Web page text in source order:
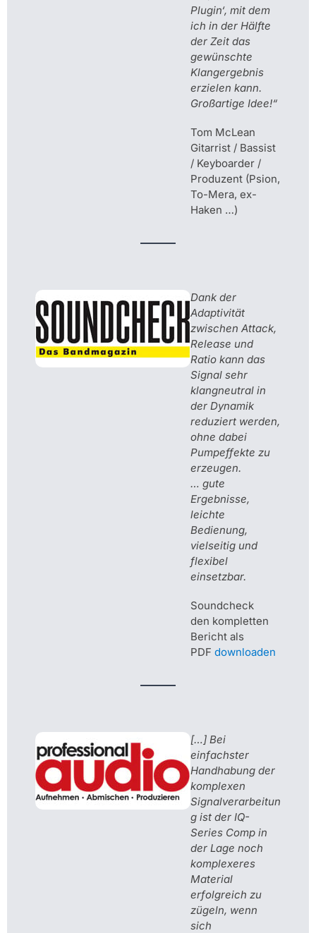
Plugin‘, mit dem
ich in der Hälfte
der Zeit das
gewünschte
Klangergebnis
erzielen kann.
Großartige Idee!“
Tom McLean
Gitarrist / Bassist
/ Keyboarder /
Produzent (Psion,
To-Mera, ex-
Haken …)
Dank der
Adaptivität
zwischen Attack,
Release und
Ratio kann das
Signal sehr
klangneutral in
der Dynamik
reduziert werden,
ohne dabei
Pumpeffekte zu
erzeugen.
… gute
Ergebnisse,
leichte
Bedienung,
vielseitig und
flexibel
einsetzbar.
Soundcheck
den kompletten
Bericht als
PDF downloaden
[…] Bei
einfachster
Handhabung der
komplexen
Signalverarbeitun
g ist der IQ-
Series Comp in
der Lage noch
komplexeres
Material
erfolgreich zu
zügeln, wenn
sich